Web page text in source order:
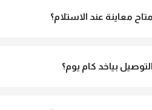
متاح معاينة عند الاستلام؟
التوصيل بياخد كام يوم؟